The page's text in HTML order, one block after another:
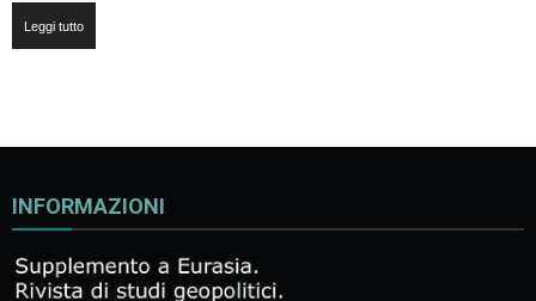
Leggi tutto
INFORMAZIONI